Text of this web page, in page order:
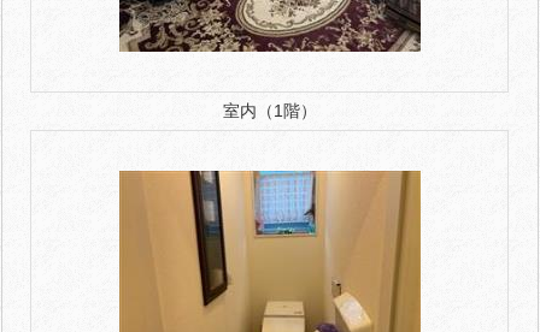
室内（1階）